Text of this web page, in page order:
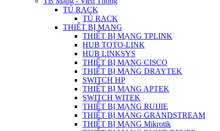
TỦ RACK
TỦ RACK
THIẾT BỊ MANG
THIẾT BỊ MẠNG TPLINK
HUB TOTO-LINK
HUB LINKSYS
THIẾT BỊ MẠNG CISCO
THIẾT BỊ MẠNG DRAYTEK
SWITCH HP
THIẾT BỊ MẠNG APTEK
SWITCH WITEK
THIẾT BỊ MẠNG RUIJIE
THIẾT BỊ MẠNG GRANDSTREAM
THIẾT BỊ MẠNG Mikrotik